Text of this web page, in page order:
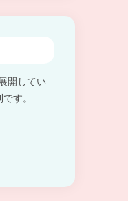
開してい
す。